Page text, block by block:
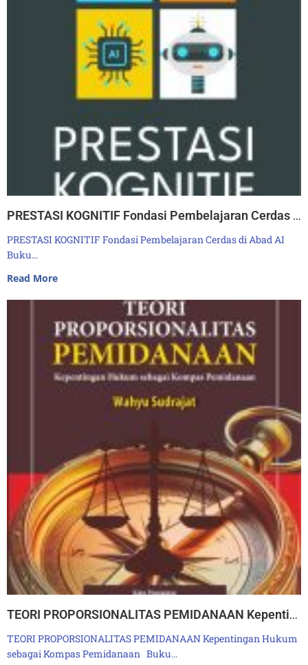
PRESTASI KOGNITIF Fondasi Pembelajaran Cerdas di Abad AI
PRESTASI KOGNITIF Fondasi Pembelajaran Cerdas di Abad AI
Buku…
Read More
TEORI PROPORSIONALITAS PEMIDANAAN Kepentingan Hukum sebagai Kompas Pemidanaan
TEORI PROPORSIONALITAS PEMIDANAAN Kepentingan Hukum
sebagai Kompas Pemidanaan Buku…